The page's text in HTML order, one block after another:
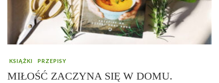
KSIĄŻKI PRZEPISY
MIŁOŚĆ ZACZYNA SIĘ W DOMU.